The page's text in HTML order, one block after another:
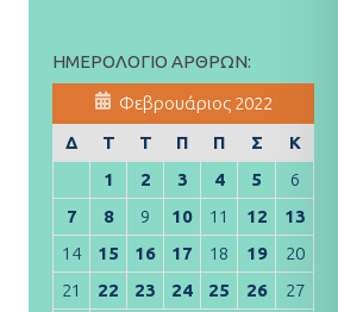
ΗΜΕΡΟΛΌΓΙΟ ΆΡΘΡΩΝ:
Φεβρουάριος 2022
Δ
Τ Τ Π Π Σ
Κ
1
2 3 4 5
6
7
8 9 10 11 12
13
14
15 16 17 18 19
20
21
22 23 24 25 26
27